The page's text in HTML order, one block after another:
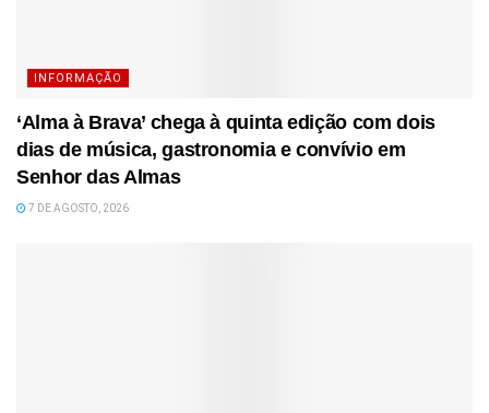
INFORMAÇÃO
‘Alma à Brava’ chega à quinta edição com dois
dias de música, gastronomia e convívio em
Senhor das Almas
7 DE AGOSTO, 2026